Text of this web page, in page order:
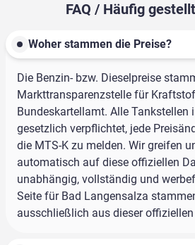
FAQ / Häufig
Woher stammen die Preise?
Die Benzin- bzw. Dieselpreise
Markttransparenzstelle für
Bundeskartellamt. Alle Tankstellen
gesetzlich verpflichtet, jede
die MTS-K zu melden. Wir greifen
automatisch auf diese offiziellen
unabhängig, vollständig und
Seite für Bad Langensalza
ausschließlich aus dieser offiziellen